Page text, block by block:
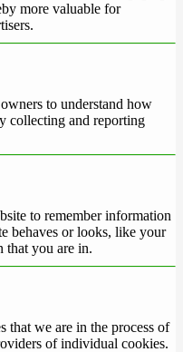
more valuable for
to understand how
collecting and reporting
to remember information
behaves or looks, like your
that you are in.
that we are in the process of
of individual cookies.